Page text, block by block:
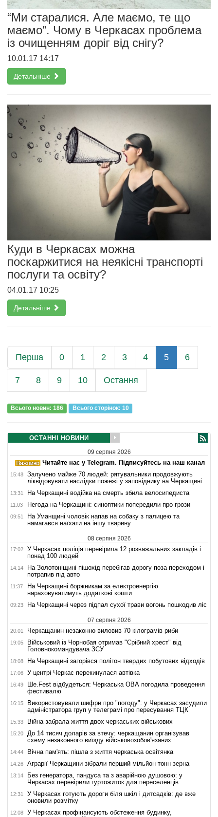
“Ми старалися. Але маємо, те що
маємо”. Чому в Черкасах проблема
із очищенням доріг від снігу?
10.01.17 14:17
Детальніше
Куди в Черкасах можна
поскаржитися на неякісні транспорті
послуги та освіту?
04.01.17 10:25
Детальніше
Перша 0 1 2 3 4 5 6
7 8 9 10 Остання
Всього новин: 186 Всього сторiнок: 10
ОСТАННІ НОВИНИ
09 серпня 2026
Читайте нас у Telegram. Підписуйтесь на наш канал
15:48
Залучено майже 70 людей: рятувальники продовжують
ліквідовувати наслідки пожежі у заповіднику на Черкащині
13:31 На Черкащині водійка на смерть збила велосипедиста
11:03 Негода на Черкащині: синоптики попередили про грози
09:51
На Уманщині чоловік напав на собаку з палицею та
намагався наїхати на іншу тварину
08 серпня 2026
17:02
У Черкасах поліція перевірила 12 розважальних закладів і
понад 100 людей
14:14
На Золотоніщині пішохід перебігав дорогу поза переходом і
потрапив під авто
11:37
На Черкащині боржникам за електроенергію
нараховуватимуть додаткові кошти
09:23 На Черкащині через підпал сухої трави вогонь пошкодив ліс
07 серпня 2026
20:01 Черкащанин незаконно виловив 70 кілограмів риби
19:05
Військовий із Чорнобая отримав "Срібний хрест" від
Головнокомандувача ЗСУ
18:08 На Черкащині загорівся полігон твердих побутових відходів
17:06 У центрі Черкас перекинулася автівка
16:49
Ше.Fest відбудеться: Черкаська ОВА погодила проведення
фестивалю
16:15
Використовували шифри про "погоду": у Черкасах засудили
адміністратора груп у телеграмі про пересування ТЦК
15:33 Війна забрала життя двох черкаських військових
15:20
До 14 тисяч доларів за втечу: черкащанин організував
схему незаконного виїзду військовозобов'язаних
14:44 Вічна пам'ять: пішла з життя черкаська освітянка
14:26 Аграрії Черкащини зібрали перший мільйон тонн зерна
13:14
Без генератора, пандуса та з аварійною душовою: у
Черкасах перевірили гуртожиток для переселенців
12:31
У Черкасах готують дороги біля шкіл і дитсадків: де вже
оновили розмітку
12:08
У Черкасах профінансують обстеження будинку,